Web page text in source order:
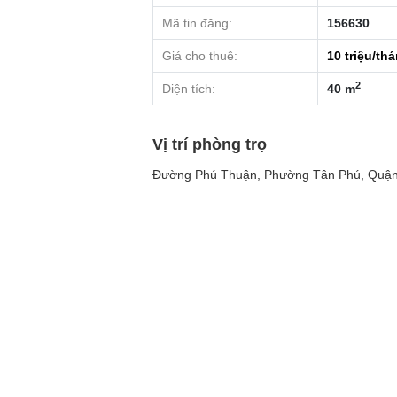
Mã tin đăng: 156630
Giá cho thuê: 10 triệu/
Diện tích: 40 m2
Vị trí phòng trọ
Đường Phú Thuận, Phường Tân Phú,